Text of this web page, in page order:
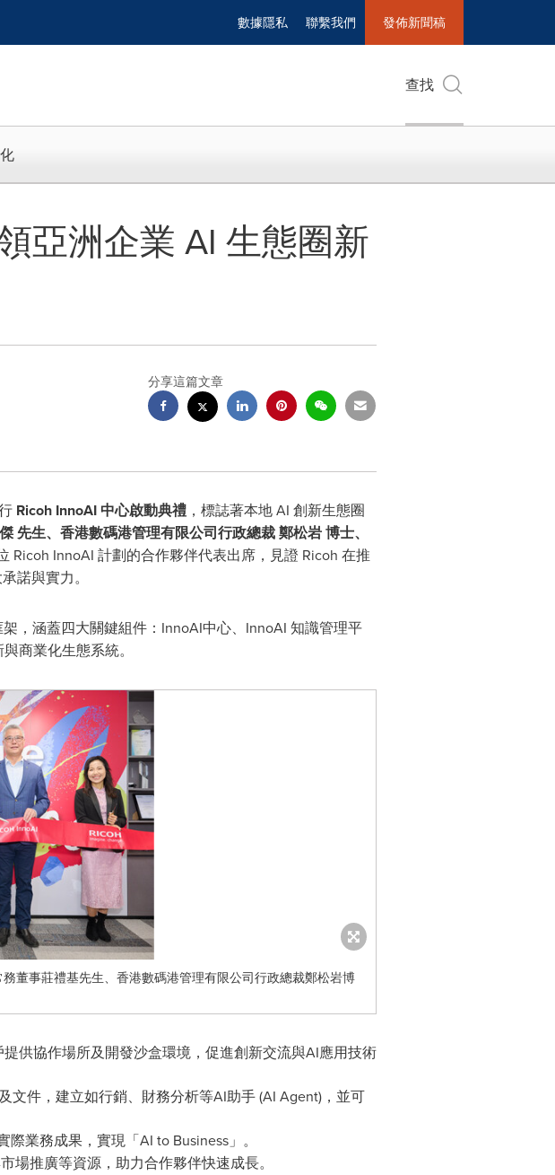
數據隱私 聯繫我們 發佈新聞稿
查找
亞洲企業 AI 生態圈新
分享這篇文章
Ricoh InnoAI 中心啟動典禮，標誌著本地 AI 創新生態圈
先生、香港數碼港管理有限公司行政總裁鄭松岩 博士、
Ricoh InnoAI 計劃的合作夥伴代表出席，見證 Ricoh 在推
諾與實力。
，涵蓋四大關鍵組件：InnoAI中心、InnoAI 知識管理平
商業化生態系統。
董事莊禮基先生、香港數碼港管理有限公司行政總裁鄭松岩博
供協作場所及開發沙盒環境，促進創新交流與AI應用技術
文件，建立如行銷、財務分析等AI助手 (AI Agent)，並可
業務成果，實現「AI to Business」。
推廣等資源，助力合作夥伴快速成長。